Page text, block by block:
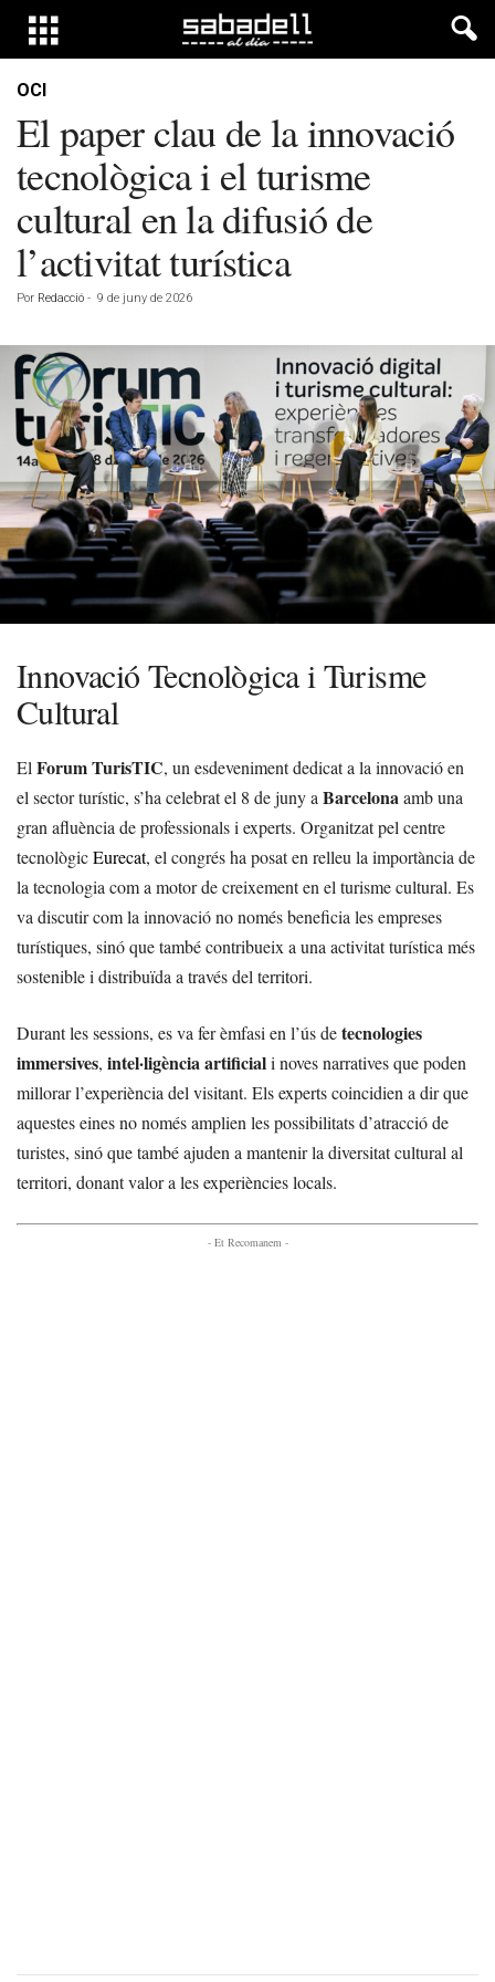
OCI
El paper clau de la innovació
tecnològica i el turisme
cultural en la difusió de
l’activitat turística
Por Redacció - 9 de juny de 2026
Innovació Tecnològica i Turisme
Cultural
El Forum TurisTIC, un esdeveniment dedicat a la innovació en
el sector turístic, s’ha celebrat el 8 de juny a Barcelonaamb una
gran afluència de professionals i experts. Organitzat pel centre
tecnològicEurecat, el congrés ha posat en relleu la importància de
la tecnologia com a motor de creixement en el turisme cultural. Es
va discutir com la innovació no només beneficia les empreses
turístiques, sinó que també contribueix a una activitat turística més
sostenible i distribuïda a través del territori.
Durant les sessions, es va fer èmfasi en l’ús detecnologies
immersives, intel·ligència artificiali noves narratives que poden
millorar l’experiència del visitant. Els experts coincidien a dir que
aquestes eines no només amplien les possibilitats d’atracció de
turistes, sinó que també ajuden a mantenir la diversitat cultural al
territori, donant valor a les experiències locals.
- Et Recomanem -